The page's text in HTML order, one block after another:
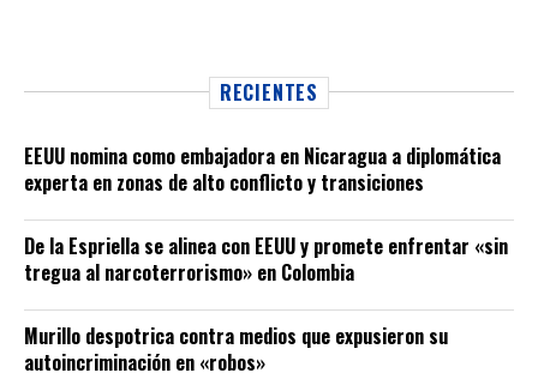
RECIENTES
EEUU nomina como embajadora en Nicaragua a diplomática
experta en zonas de alto conflicto y transiciones
De la Espriella se alinea con EEUU y promete enfrentar «sin
tregua al narcoterrorismo» en Colombia
Murillo despotrica contra medios que expusieron su
autoincriminación en «robos»